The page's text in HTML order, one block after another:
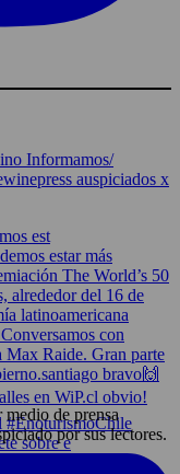
Informamos/
auspiciados x
est
sobre e
medio de prensa
por sus lectores.